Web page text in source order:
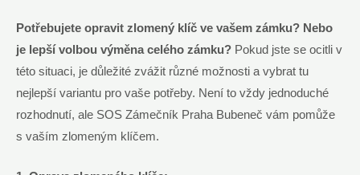
Potřebujete opravit zlomený klíč ve vašem zámku? Nebo
je lepší volbou výměna celého zámku? Pokud jste se ocitli v
této situaci, je důležité zvážit různé možnosti a vybrat tu
nejlepší variantu pro vaše potřeby. Není to vždy jednoduché
rozhodnutí, ale SOS Zámečník Praha Bubeneč vám pomůže
s vaším zlomeným klíčem.